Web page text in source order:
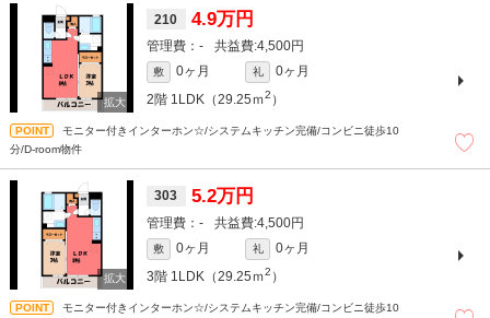
210 4.9万円
- 4,500円
敷 0ヶ月 礼
0ヶ月
2階 1LDK（29.25ｍ2 ）
モニター付きインターホン☆/システムキッチン完備/コンビニ徒歩10
分/D-room物件
303 5.2万円
- 4,500円
敷 0ヶ月 礼
0ヶ月
3階 1LDK（29.25ｍ2 ）
モニター付きインターホン☆/システムキッチン完備/コンビニ徒歩10